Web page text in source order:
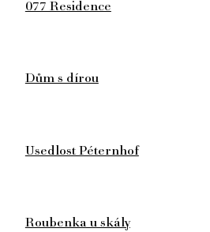
077 Residence
Dům s dírou
Usedlost Péternhof
Roubenka u skály